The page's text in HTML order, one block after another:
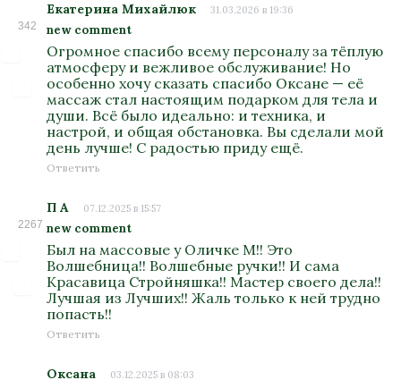
342
Екатерина Михайлюк 31.03.2026 в 19:36
new comment
Огромное спасибо всему персоналу за тёплую
атмосферу и вежливое обслуживание! Но
особенно хочу сказать спасибо Оксане — её
массаж стал настоящим подарком для тела и
души. Всё было идеально: и техника, и
настрой, и общая обстановка. Вы сделали мой
день лучше! С радостью приду ещё.
Ответить
2267
П А 07.12.2025 в 15:57
new comment
Был на массовые у Оличке М!! Это
Волшебница!! Волшебные ручки!! И сама
Красавица Стройняшка!! Мастер своего дела!!
Лучшая из Лучших!! Жаль только к ней трудно
попасть!!
Ответить
Оксана 03.12.2025 в 08:03